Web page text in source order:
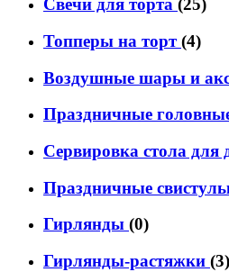
Свечи для торта (25)
Топперы на торт(4)
Воздушные шары и
Праздничные
Сервировка стола для
Праздничные
Гирлянды (0)
Гирлянды-растяжки (3)